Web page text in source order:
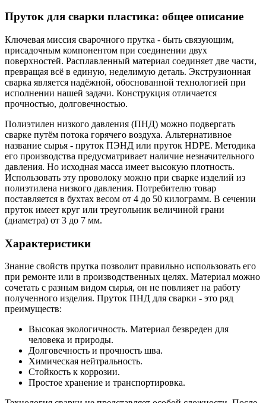
Пруток для сварки пластика: общее описание
Ключевая миссия сварочного прутка - быть связующим,
присадочным компонентом при соединении двух
поверхностей. Расплавленный материал соединяет две части,
превращая всё в единую, неделимую деталь. Экструзионная
сварка является надёжной, обоснованной технологией при
исполнении нашей задачи. Конструкция отличается
прочностью, долговечностью.
Полиэтилен низкого давления (ПНД) можно подвергать
сварке путём потока горячего воздуха. Альтернативное
название сырья - пруток ПЭНД или пруток HDPE. Методика
его производства предусматривает наличие незначительного
давления. Но исходная масса имеет высокую плотность.
Использовать эту проволоку можно при сварке изделий из
полиэтилена низкого давления. Потребителю товар
поставляется в бухтах весом от 4 до 50 килограмм. В сечении
пруток имеет круг или треугольник величиной грани
(диаметра) от 3 до 7 мм.
Характеристики
Знание свойств прутка позволит правильно использовать его
при ремонте или в производственных целях. Материал можно
сочетать с разным видом сырья, он не повлияет на работу
полученного изделия. Пруток ПНД для сварки - это ряд
преимуществ:
Высокая экологичность. Материал безвреден для
человека и природы.
Долговечность и прочность шва.
Химическая нейтральность.
Стойкость к коррозии.
Простое хранение и транспортировка.